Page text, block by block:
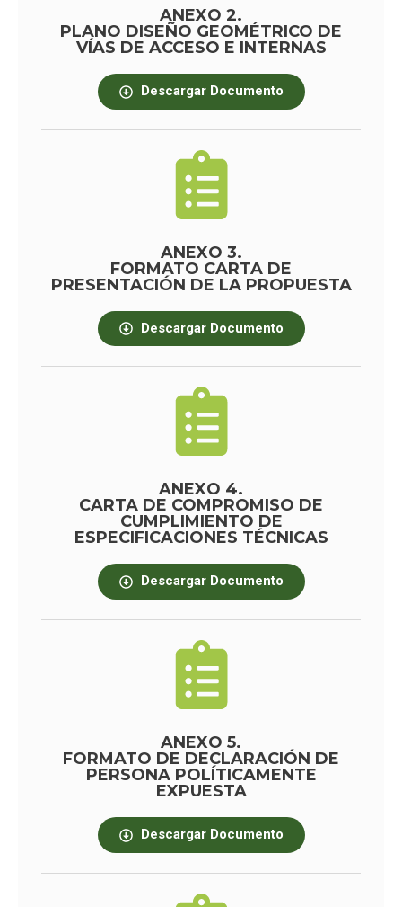
ANEXO 2.
PLANO DISEÑO GEOMÉTRICO DE
VÍAS DE ACCESO E INTERNAS
Descargar Documento
ANEXO 3.
FORMATO CARTA DE
PRESENTACIÓN DE LA PROPUESTA
Descargar Documento
ANEXO 4.
CARTA DE COMPROMISO DE
CUMPLIMIENTO DE
ESPECIFICACIONES TÉCNICAS
Descargar Documento
ANEXO 5.
FORMATO DE DECLARACIÓN DE
PERSONA POLÍTICAMENTE
EXPUESTA
Descargar Documento